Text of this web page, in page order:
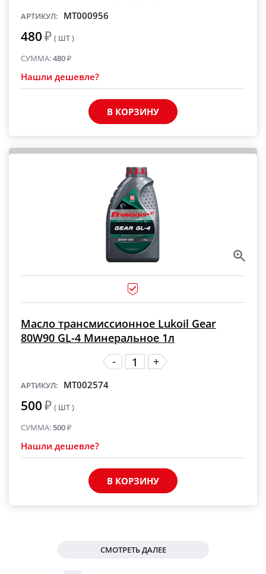
АРТИКУЛ: MT000956
480₽ ( ШТ )
СУММА:480₽
Нашли дешевле?
В КОРЗИНУ
Масло трансмиссионное Lukoil Gear
80W90 GL-4 Минеральное 1л
-
+
АРТИКУЛ: MT002574
500₽ ( ШТ )
СУММА:500₽
Нашли дешевле?
В КОРЗИНУ
СМОТРЕТЬ ДАЛЕЕ